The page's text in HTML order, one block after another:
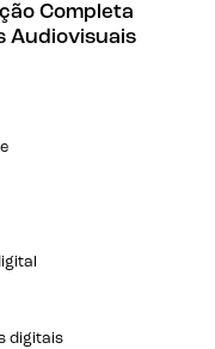
Completa
Audiovisuais
digitais